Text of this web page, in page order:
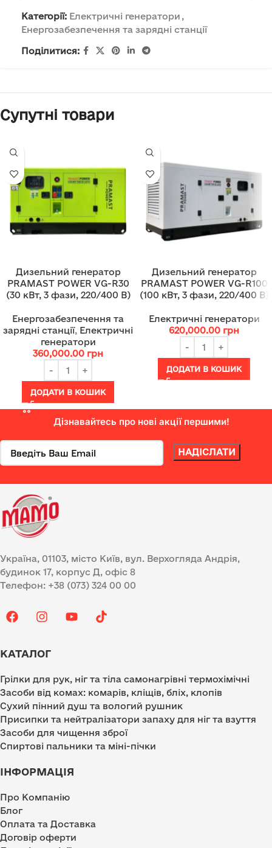
Категорії: Електричні генератори ,
Енергозабезпечення та зарядні станції
Поділитися:
Супутні товари
Дизельний генератор
PRAMAST POWER VG-R30
(30 кВт, 3 фази, 220/400 В)
Енергозабезпечення та
зарядні станції, Електричні
генератори
360,000.00 грн
ДОДАТИ В КОШИК
Дизельний генератор
PRAMAST POWER VG-R100
(100 кВт, 3 фази, 220/400 В)
Електричні генератори
620,000.00 грн
ДОДАТИ В КОШИК
Дізнавайтесь про нові акції першими!
Україна, 01103, місто Київ, вул. Верхогляда Андрія,
будинок 17, корпус Д, офіс 8
Телефон: +38 (073) 324 00 00
КАТАЛОГ
Грілки для рук, ніг та тіла самонагрівні термохімічні
Засоби від комах: комарів, кліщів, бліх, клопів
Сухий пінний душ та вологий рушник
Присипки та нейтралізатори запаху для ніг та взуття
Засоби для чищення зброї
Спиртові пальники та міні-пічки
ІНФОРМАЦІЯ
Про Компанію
Блог
Оплата та Доставка
Договір оферти